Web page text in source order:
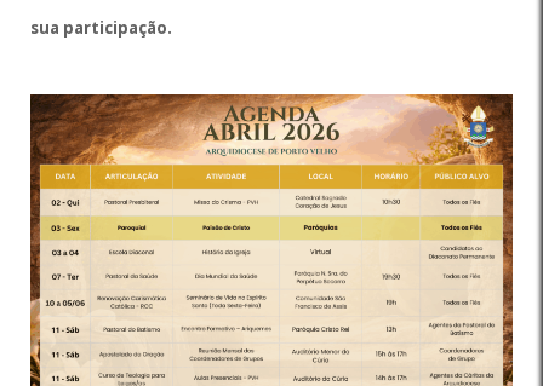
sua participação.